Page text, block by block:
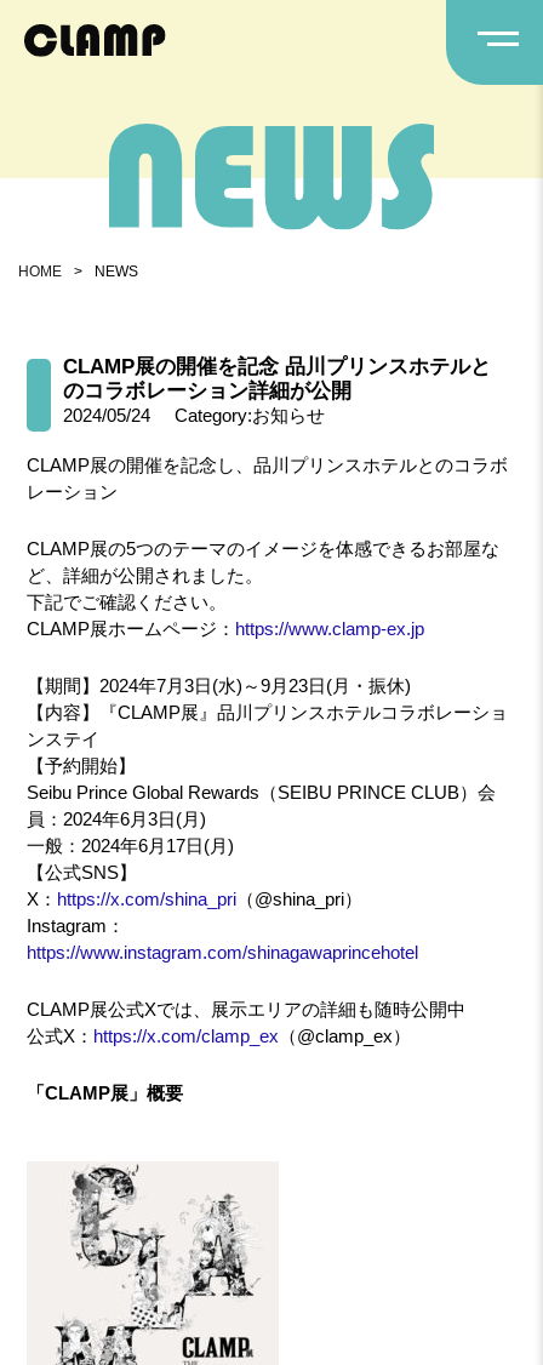
HOME > NEWS
CLAMP展の開催を記念 品川プリンスホテルと
のコラボレーション詳細が公開
2024/05/24 Category:お知らせ
CLAMP展の開催を記念し、品川プリンスホテルとのコラボ
レーション
CLAMP展の5つのテーマのイメージを体感できるお部屋な
ど、詳細が公開されました。
下記でご確認ください。
CLAMP展ホームページ： https://www.clamp-ex.jp
【期間】2024年7月3日(水)～9月23日(月・振休)
【内容】『CLAMP展』品川プリンスホテルコラボレーショ
ンステイ
【予約開始】
Seibu Prince Global Rewards（SEIBU PRINCE CLUB）会
員：2024年6月3日(月)
一般：2024年6月17日(月)
【公式SNS】
X： https://x.com/shina_pri （@shina_pri）
Instagram：
https://www.instagram.com/shinagawaprincehotel
CLAMP展公式Xでは、展示エリアの詳細も随時公開中
公式X： https://x.com/clamp_ex （@clamp_ex）
「CLAMP展」概要